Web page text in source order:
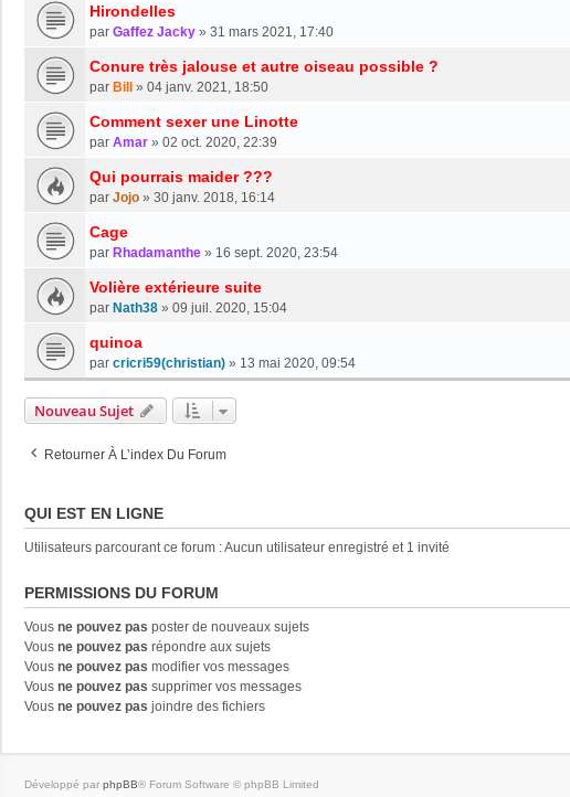
Hirondelles
par Gaffez Jacky » 31 mars 2021, 17:40
Conure très jalouse et autre oiseau possible ?
par Bill » 04 janv. 2021, 18:50
Comment sexer une Linotte
par Amar » 02 oct. 2020, 22:39
Qui pourrais maider ???
par Jojo » 30 janv. 2018, 16:14
Cage
par Rhadamanthe » 16 sept. 2020, 23:54
Volière extérieure suite
par Nath38 » 09 juil. 2020, 15:04
quinoa
par cricri59(christian) » 13 mai 2020, 09:54
Nouveau Sujet
Retourner À L’index Du Forum
QUI EST EN LIGNE
Utilisateurs parcourant ce forum : Aucun utilisateur enregistré et 1 invité
PERMISSIONS DU FORUM
Vous ne pouvez pas poster de nouveaux sujets
Vous ne pouvez pas répondre aux sujets
Vous ne pouvez pas modifier vos messages
Vous ne pouvez pas supprimer vos messages
Vous ne pouvez pas joindre des fichiers
Développé par phpBB® Forum Software © phpBB Limited